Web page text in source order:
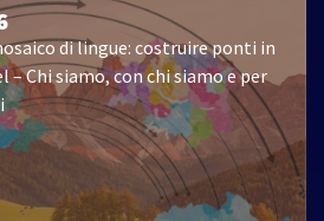
di lingue: costruire ponti in
– Chi siamo, con chi siamo e per